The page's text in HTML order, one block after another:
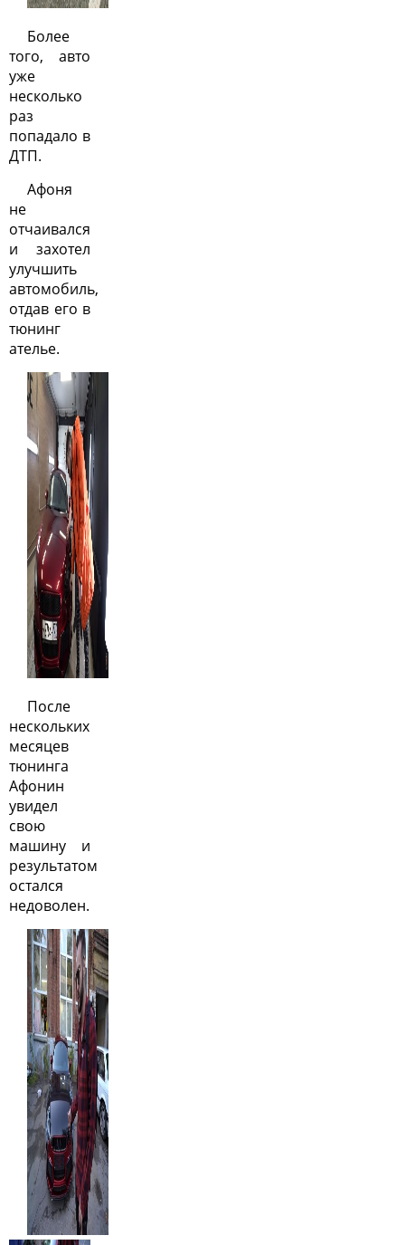
Более
того, авто
уже
несколько
раз
попадало в
ДТП.
Афоня
не
отчаивался
и захотел
улучшить
автомобиль,
отдав его в
тюнинг
ателье.
После
нескольких
месяцев
тюнинга
Афонин
увидел
свою
машину и
результатом
остался
недоволен.